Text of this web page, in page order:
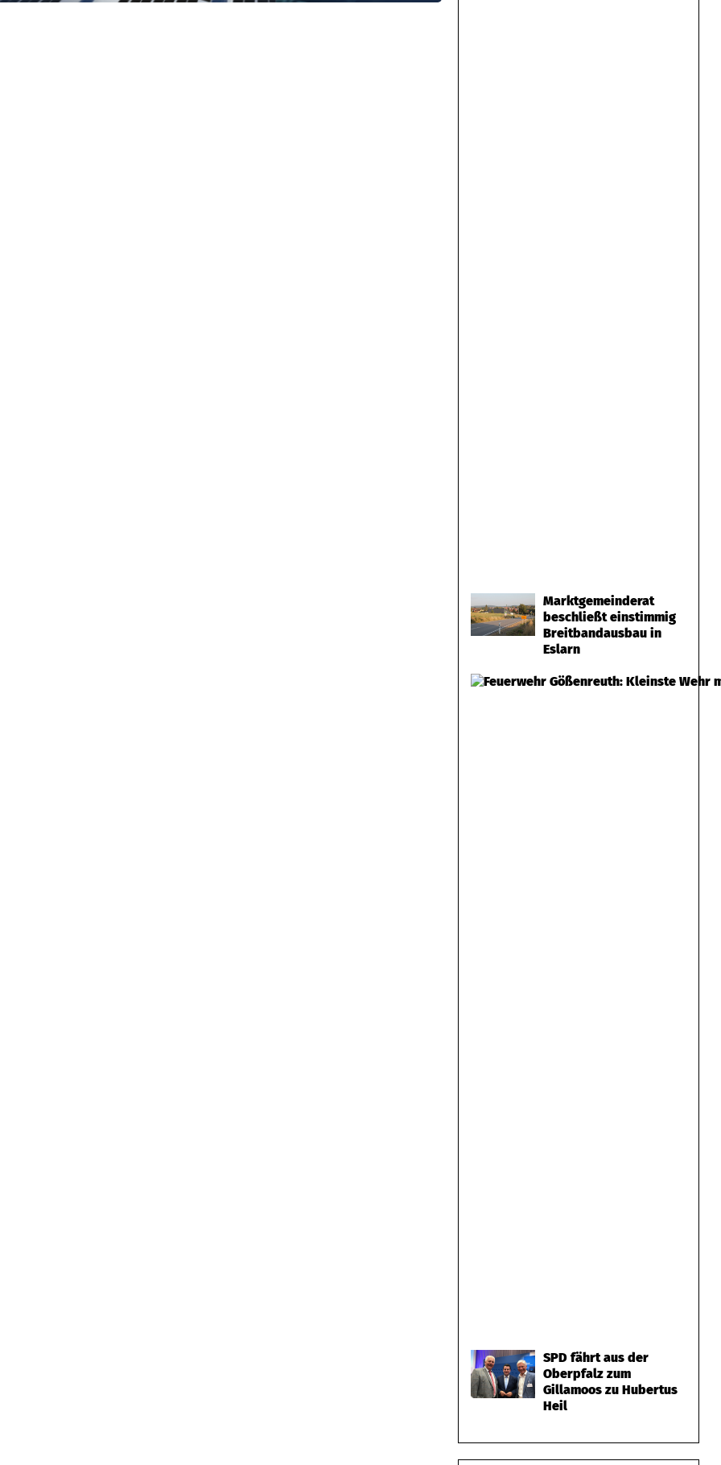
Marktgemeinderat
beschließt einstimmig
Breitbandausbau in
Eslarn
SPD fährt aus der
Oberpfalz zum
Gillamoos zu Hubertus
Heil